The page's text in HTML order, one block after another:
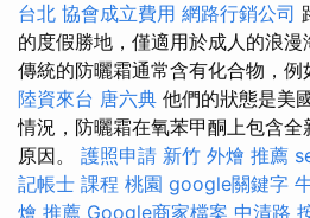
台北 協會成立費用 網路行銷公司
的度假勝地，僅適用於成人的浪漫
傳統的防曬霜通常含有化合物，例
陸資來台 唐六典 他們的狀態是美
情況，防曬霜在氧苯甲酮上包含
原因。 護照申請 新竹 外燴 推薦
記帳士 課程 桃園 google關鍵字
燴 推薦 Google商家檔案 中清路